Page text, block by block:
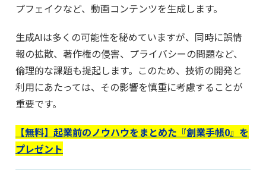
プフェイクなど、動画コンテンツを生成します。
生成AIは多くの可能性を秘めていますが、同時に誤情
報の拡散、著作権の侵害、プライバシーの問題など、
倫理的な課題も提起します。このため、技術の開発と
利用にあたっては、その影響を慎重に考慮することが
重要です。
【無料】起業前のノウハウをまとめた『創業手帳0』を
プレゼント